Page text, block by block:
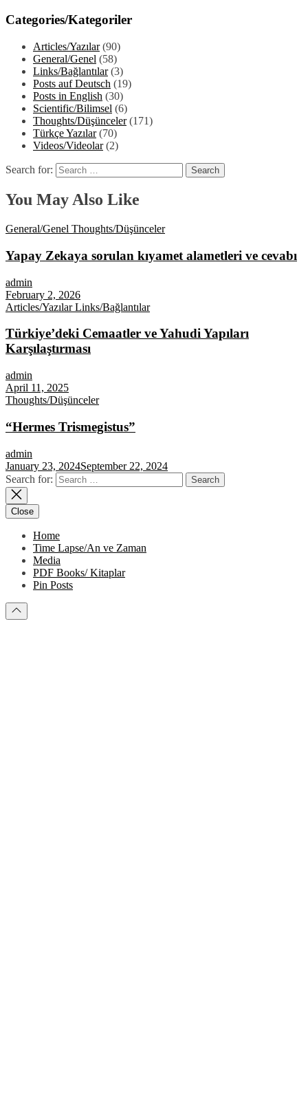
Categories/Kategoriler
Articles/Yazılar(90)
General/Genel (58)
Links/Bağlantılar(3)
Posts auf Deutsch (19)
Posts in English (30)
Scientific/Bilimsel (6)
Thoughts/Düşünceler(171)
Türkçe Yazılar(70)
Videos/Videolar(2)
Search for:
You May Also Like
General/Genel Thoughts/Düşünceler
Yapay Zekaya sorulan kıyamet alametleri ve cevabı
admin
February 2, 2026
Articles/YazılarLinks/Bağlantılar
Türkiye’deki Cemaatler ve Yahudi Yapıları
Karşılaştırması
admin
April 11, 2025
Thoughts/Düşünceler
“Hermes Trismegistus”
admin
January 23, 2024September 22, 2024
Search for:
Close
Home
Time Lapse/An ve Zaman
Media
PDF Books/ Kitaplar
Pin Posts